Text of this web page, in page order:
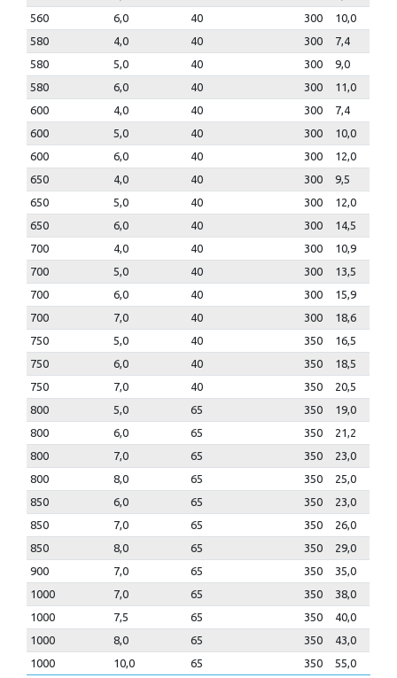
560
6,0 40 300
10,0
580
4,0 40 300
7,4
580
5,0 40 300
9,0
580
6,0 40 300
11,0
600
4,0 40 300
7,4
600
5,0 40 300
10,0
600
6,0 40 300
12,0
650
4,0 40 300
9,5
650
5,0 40 300
12,0
650
6,0 40 300
14,5
700
4,0 40 300
10,9
700
5,0 40 300
13,5
700
6,0 40 300
15,9
700
7,0 40 300
18,6
750
5,0 40 350
16,5
750
6,0 40 350
18,5
750
7,0 40 350
20,5
800
5,0 65 350
19,0
800
6,0 65 350
21,2
800
7,0 65 350
23,0
800
8,0 65 350
25,0
850
6,0 65 350
23,0
850
7,0 65 350
26,0
850
8,0 65 350
29,0
900
7,0 65 350
35,0
1000
7,0 65 350
38,0
1000
7,5 65 350
40,0
1000
8,0 65 350
43,0
1000
10,0 65 350 55,0